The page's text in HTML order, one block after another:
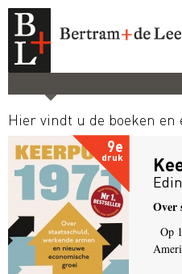
Hier vindt u de boeken
9e
druk
Over
Op